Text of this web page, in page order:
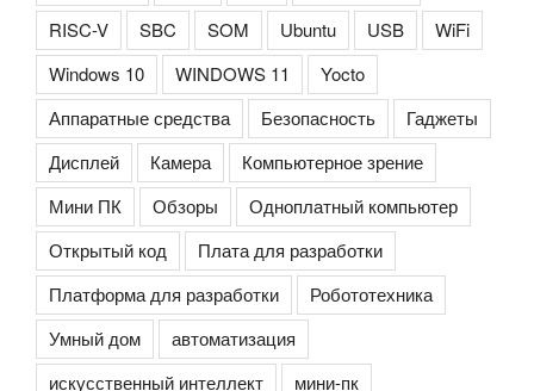
RISC-V
SBC SOM Ubuntu USB
WiFi
Windows 10
WINDOWS 11
Yocto
Аппаратные средства
Безопасность
Гаджеты
Дисплей
Камера
Компьютерное зрение
Мини ПК
Обзоры
Одноплатный компьютер
Открытый код
Плата для разработки
Платформа для разработки
Робототехника
Умный дом
автоматизация
искусственный интеллект
мини-пк